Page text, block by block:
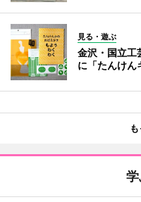
見る・遊ぶ
金沢・国立
に「たんけん